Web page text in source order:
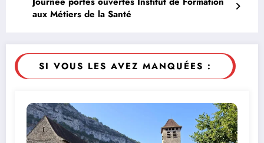
aux Métiers de la Santé
SI VOUS LES AVEZ MANQUÉES :